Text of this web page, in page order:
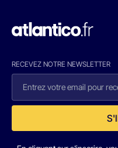
RECEVEZ NOTRE NEWSLETTER